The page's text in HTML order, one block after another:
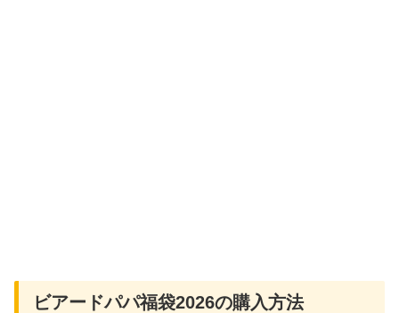
ビアードパパ福袋2026の購入方法